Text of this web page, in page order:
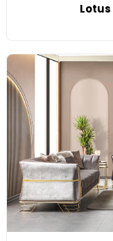
Lotus